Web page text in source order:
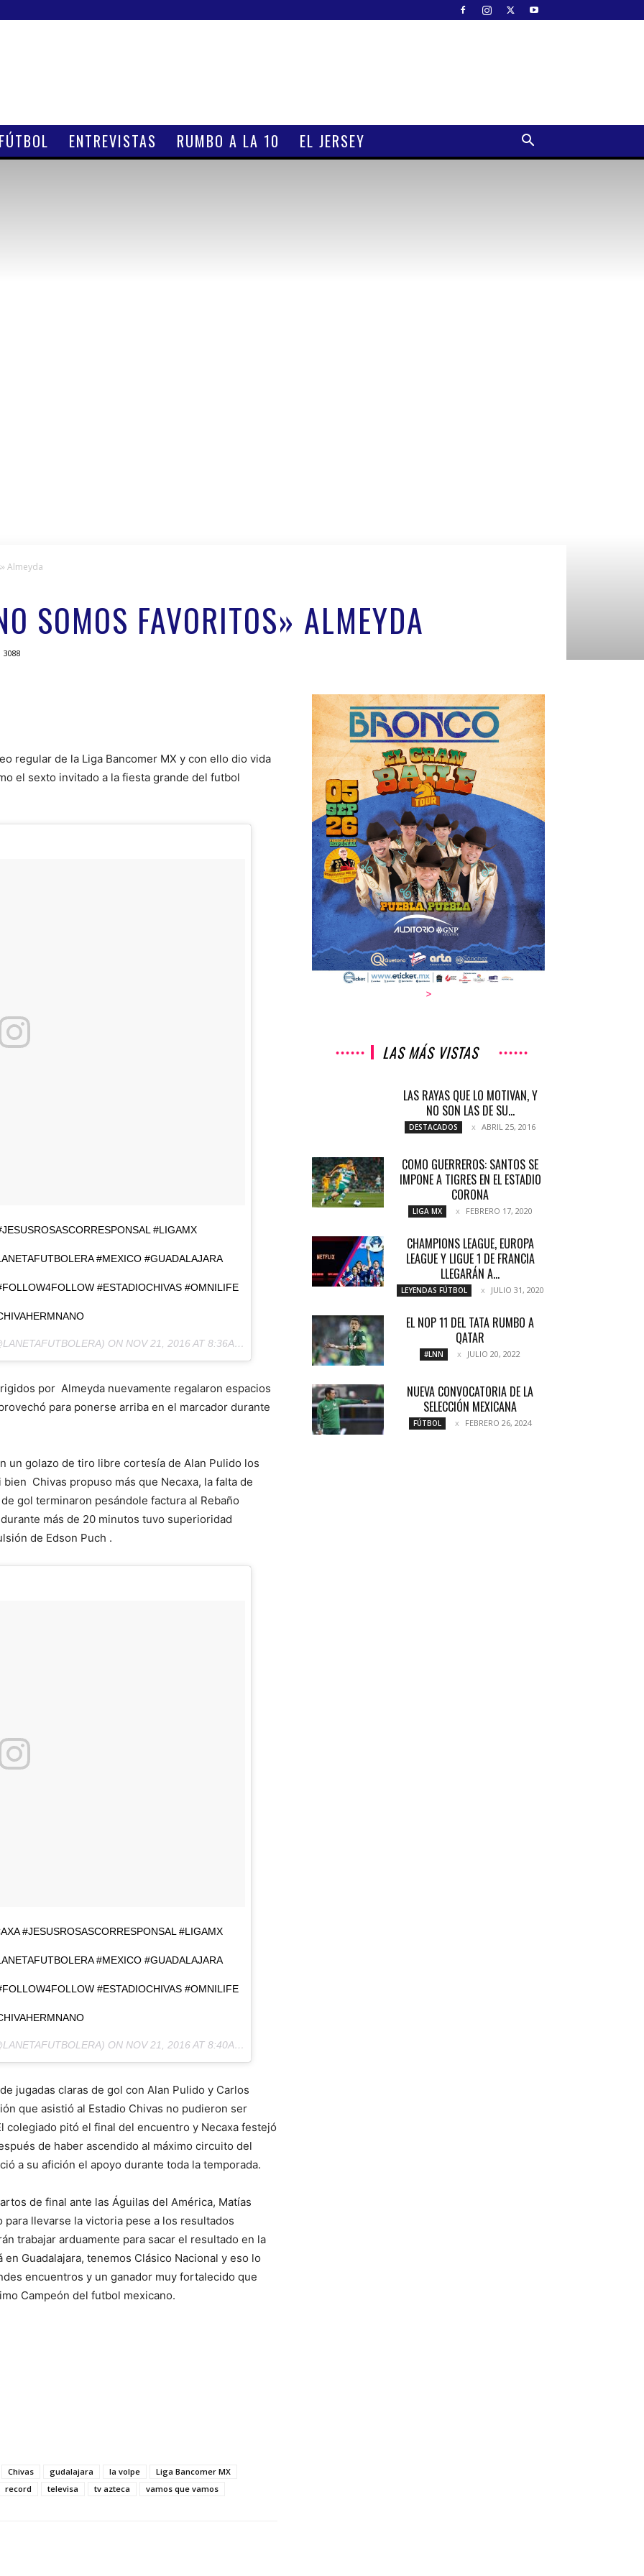
ENTREVISTAS RUMBO A LA 10 EL JERSEY
Almeyda
SOMOS FAVORITOS» ALMEYDA
3088
regular de la Liga Bancomer MX y con ello dio vida
el sexto invitado a la fiesta grande del futbol
#LIGAMX
#MEXICO #GUADALAJARA
#ESTADIOCHIVAS #OMNILIFE
ON NOV 21, 2016 AT 8:36AM PST
por Almeyda nuevamente regalaron espacios
para ponerse arriba en el marcador durante
un golazo de tiro libre cortesía de Alan Pulido los
Chivas propuso más que Necaxa, la falta de
gol terminaron pesándole factura al Rebaño
más de 20 minutos tuvo superioridad
de Edson Puch .
#JESUSROSASCORRESPONSAL #LIGAMX
#MEXICO #GUADALAJARA
#ESTADIOCHIVAS #OMNILIFE
ON NOV 21, 2016 AT 8:40AM PST
jugadas claras de gol con Alan Pulido y Carlos
que asistió al Estadio Chivas no pudieron ser
colegiado pitó el final del encuentro y Necaxa festejó
de haber ascendido al máximo circuito del
a su afición el apoyo durante toda la temporada.
de final ante las Águilas del América, Matías
llevarse la victoria pese a los resultados
trabajar arduamente para sacar el resultado en la
Guadalajara, tenemos Clásico Nacional y eso lo
encuentros y un ganador muy fortalecido que
Campeón del futbol mexicano.
Chivas gudalajara la volpe
Liga Bancomer MX
record televisa tv azteca vamos que vamos
>
LAS MÁS VISTAS
LAS RAYAS QUE LO MOTIVAN, Y
NO SON LAS DE SU...
DESTACADOS ABRIL 25, 2016
COMO GUERREROS: SANTOS SE
IMPONE A TIGRES EN EL ESTADIO
CORONA
LIGA MX FEBRERO 17, 2020
CHAMPIONS LEAGUE, EUROPA
LEAGUE Y LIGUE 1 DE FRANCIA
LLEGARÁN A...
LEYENDAS FÚTBOL JULIO 31, 2020
EL NOP 11 DEL TATA RUMBO A
QATAR
#LNN JULIO 20, 2022
NUEVA CONVOCATORIA DE LA
SELECCIÓN MEXICANA
FÚTBOL FEBRERO 26, 2024